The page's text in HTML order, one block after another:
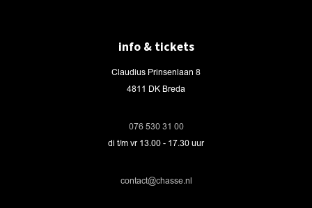
info & tickets
Claudius Prinsenlaan 8
4811 DK Breda
076 530 31 00
di t/m vr 13.00 - 17.30 uur
contact@chasse.nl